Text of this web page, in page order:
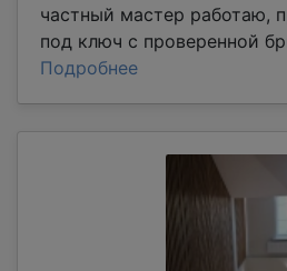
частный мастер работаю,
под ключ с проверенной
Подробнее